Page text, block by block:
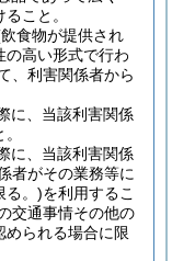
こと。
食物が提供され
の高い形式で行わ
、利害関係者から
に、当該利害関係
に、当該利害関係
者がその業務等に
る。)を利用するこ
交通事情その他の
められる場合に限